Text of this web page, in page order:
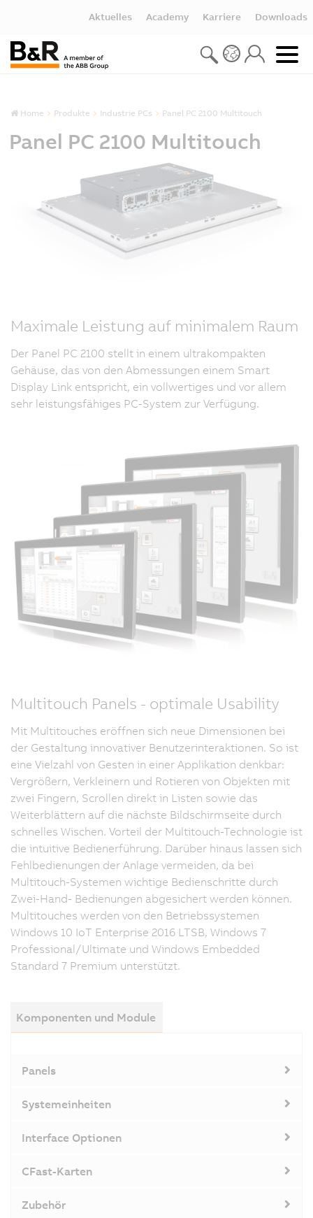
Aktuelles Academy Karriere Downloads
Home Produkte Industrie PCs Panel PC 2100 Multitouch
Panel PC 2100 Multitouch
Maximale Leistung auf minimalem Raum
Der Panel PC 2100 stellt in einem ultrakompakten
Gehäuse, das von den Abmessungen einem Smart
Display Link entspricht, ein vollwertiges und vor allem
sehr leistungsfähiges PC-System zur Verfügung.
Multitouch Panels - optimale Usability
Mit Multitouches eröffnen sich neue Dimensionen bei
der Gestaltung innovativer Benutzerinteraktionen. So ist
eine Vielzahl von Gesten in einer Applikation denkbar:
Vergrößern, Verkleinern und Rotieren von Objekten mit
zwei Fingern, Scrollen direkt in Listen sowie das
Weiterblättern auf die nächste Bildschirmseite durch
schnelles Wischen. Vorteil der Multitouch-Technologie ist
die intuitive Bedienerführung. Darüber hinaus lassen sich
Fehlbedienungen der Anlage vermeiden, da bei
Multitouch-Systemen wichtige Bedienschritte durch
Zwei-Hand- Bedienungen abgesichert werden können.
Multitouches werden von den Betriebssystemen
Windows 10 IoT Enterprise 2016 LTSB, Windows 7
Professional/Ultimate und Windows Embedded
Standard 7 Premium unterstützt.
Komponenten und Module
Panels
Systemeinheiten
Interface Optionen
CFast-Karten
Zubehör